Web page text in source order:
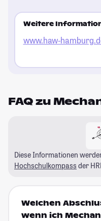
Weitere
www.haw-
FAQ zu
Diese Informationen
Hochschulkompass der
Welchen
wenn ich